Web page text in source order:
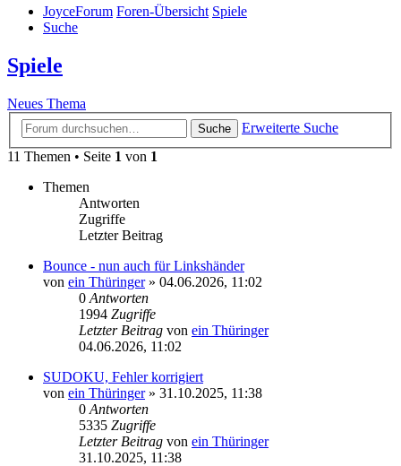
JoyceForum Foren-Übersicht Spiele
Suche
Spiele
Neues Thema
Suche
Erweiterte Suche
11 Themen • Seite 1 von 1
Themen
Antworten
Zugriffe
Letzter Beitrag
Bounce - nun auch für Linkshänder
von ein Thüringer» 04.06.2026, 11:02
0 Antworten
1994 Zugriffe
Letzter Beitrag von ein Thüringer
04.06.2026, 11:02
SUDOKU, Fehler korrigiert
von ein Thüringer» 31.10.2025, 11:38
0 Antworten
5335 Zugriffe
Letzter Beitrag von ein Thüringer
31.10.2025, 11:38